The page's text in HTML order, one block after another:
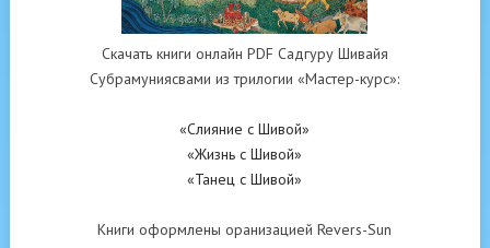
Скачать книги онлайн PDF Садгуру Шивайя
Субрамуниясвами из трилогии «Мастер-курс»:
«Слияние с Шивой»
«Жизнь с Шивой»
«Танец с Шивой»
Книги оформлены оранизацией Revers-Sun